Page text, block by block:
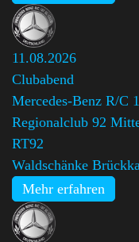
11.08.2026
Clubabend
Mercedes-Benz R/C
Regionalclub 92
RT92
Waldschänke
Mehr erfahren